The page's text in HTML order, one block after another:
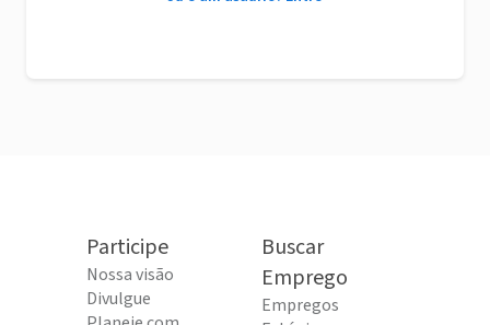
Participe
Nossa visão
Divulgue
Buscar
Emprego
Empregos